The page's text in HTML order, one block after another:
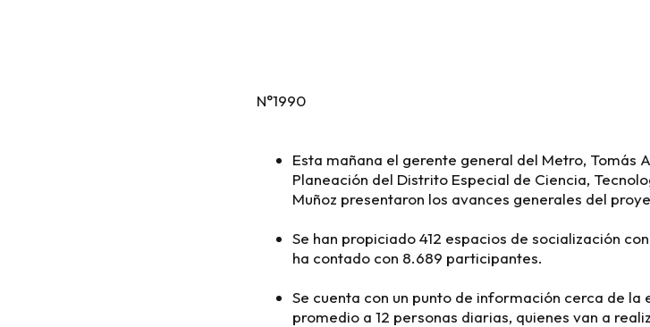
N°1990
Esta mañana el gerente general del Metro, Tomás
Planeación del Distrito Especial de Ciencia,
Muñoz presentaron los avances generales del
Se han propiciado 412 espacios de socialización
ha contado con 8.689 participantes.
Se cuenta con un punto de información cerca de
promedio a 12 personas diarias, quienes van a